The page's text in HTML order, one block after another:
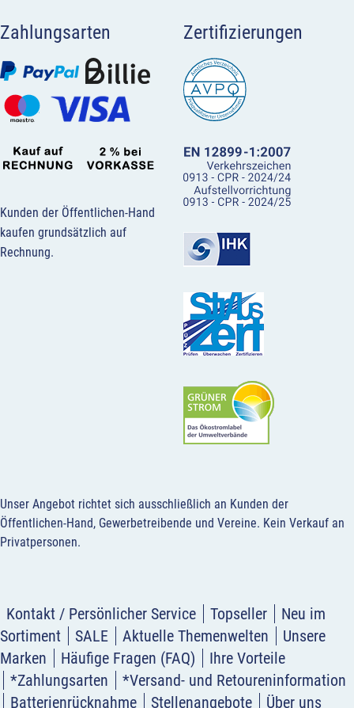
Zahlungsarten
Kunden der Öffentlichen-Hand
kaufen grundsätzlich auf
Rechnung.
Zertifizierungen
Unser Angebot richtet sich ausschließlich an Kunden der
Öffentlichen-Hand, Gewerbetreibende und Vereine. Kein Verkauf an
Privatpersonen.
Kontakt / Persönlicher Service Topseller
Neu im
Sortiment
SALE Aktuelle Themenwelten
Unsere
Marken
Häufige Fragen (FAQ)
Ihre Vorteile
*Zahlungsarten
*Versand- und Retoureninformation
Batterienrücknahme
Stellenangebote Über uns